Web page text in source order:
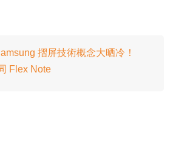
摺屏技術概念大晒冷！
Flex Note